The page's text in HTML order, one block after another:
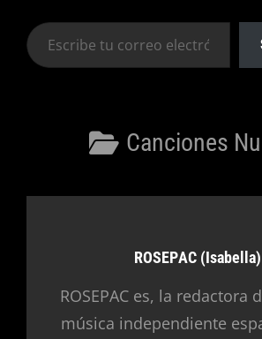
Escribe
tu
Categorías
Canciones
Autor:
ROSEPAC (Isabella)
ROSEPAC es, la redactora
música independiente